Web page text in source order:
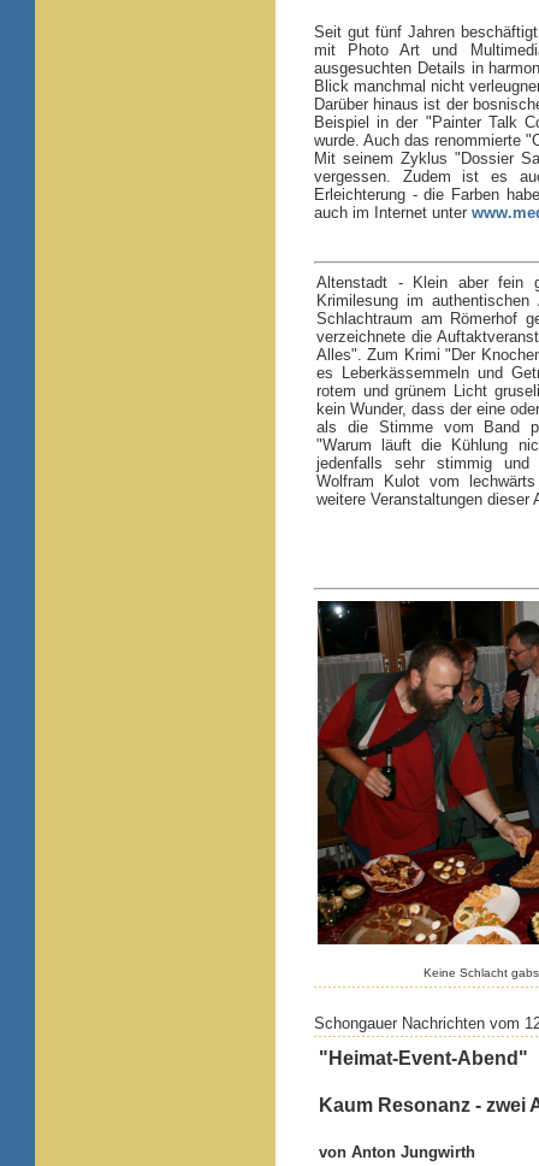
Seit gut fünf Jahren
mit Photo Art und
ausgesuchten Details in
Blick manchmal nicht
Darüber hinaus ist der
Beispiel in der "Painter Talk
wurde. Auch das renommierte
Mit seinem Zyklus "Dossier
vergessen. Zudem ist es
Erleichterung - die Farben
auch im Internet unter
Altenstadt - Klein aber fein
Krimilesung im
Schlachtraum am Römerhof
verzeichnete die
Alles". Zum Krimi "Der
es Leberkässemmeln und
rotem und grünem Licht
kein Wunder, dass der eine
als die Stimme vom Band
"Warum läuft die Kühlung
jedenfalls sehr stimmig und
Wolfram Kulot vom
weitere Veranstaltungen dieser
Keine Schlacht
Schongauer Nachrichten vom
"Heimat-Event-Abend"
Kaum Resonanz - zwei
von Anton Jungwirth